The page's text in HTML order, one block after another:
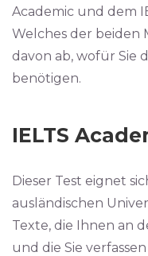
Academic und dem
Welches der beiden
davon ab, wofür Sie
benötigen.
IELTS
Dieser Test eignet
ausländischen
Texte, die Ihnen an
und die Sie